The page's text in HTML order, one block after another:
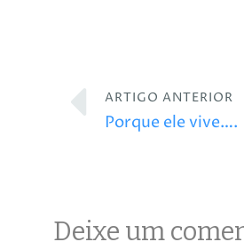
ARTIGO ANTERIOR
Porque ele vive….
Deixe um